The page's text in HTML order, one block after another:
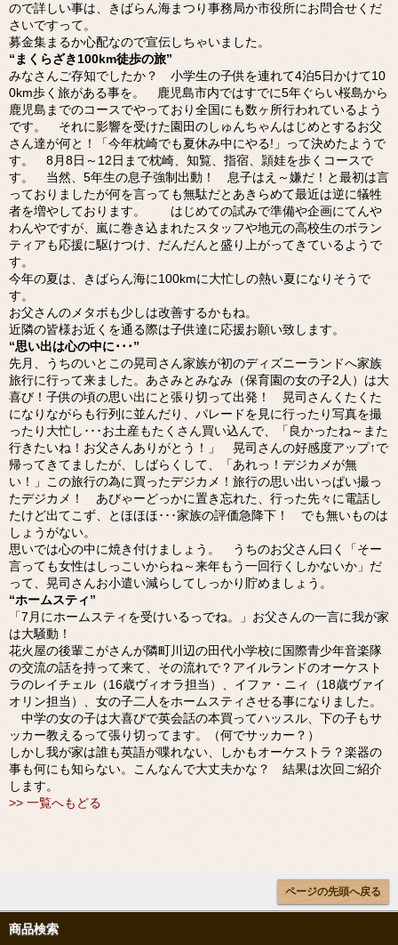
ので詳しい事は、きばらん海まつり事務局か市役所にお問合せくだ
さいですって。
募金集まるか心配なので宣伝しちゃいました。
“まくらざき100km徒歩の旅”
みなさんご存知でしたか？ 小学生の子供を連れて4泊5日かけて10
0km歩く旅がある事を。 鹿児島市内ではすでに5年ぐらい桜島から
鹿児島までのコースでやっており全国にも数ヶ所行われているよう
です。 それに影響を受けた園田のしゅんちゃんはじめとするお父
さん達が何と！「今年枕崎でも夏休み中にやる!」って決めたようで
す。 8月8日～12日まで枕崎、知覧、指宿、頴娃を歩くコースで
す。 当然、5年生の息子強制出動！ 息子はえ～嫌だ！と最初は言
っておりましたが何を言っても無駄だとあきらめて最近は逆に犠牲
者を増やしております。 はじめての試みで準備や企画にてんや
わんやですが、嵐に巻き込まれたスタッフや地元の高校生のボラン
ティアも応援に駆けつけ、だんだんと盛り上がってきているようで
す。
今年の夏は、きばらん海に100kmに大忙しの熱い夏になりそうで
す。
お父さんのメタボも少しは改善するかもね。
近隣の皆様お近くを通る際は子供達に応援お願い致します。
“思い出は心の中に･･･”
先月、うちのいとこの晃司さん家族が初のディズニーランドへ家族
旅行に行って来ました。あさみとみなみ（保育園の女の子2人）は大
喜び！子供の頃の思い出にと張り切って出発！ 晃司さんくたくた
になりながらも行列に並んだり、パレードを見に行ったり写真を撮
ったり大忙し･･･お土産もたくさん買い込んで、「良かったね～また
行きたいね！お父さんありがとう！」 晃司さんの好感度アップ↑で
帰ってきてましたが、しばらくして、「あれっ！デジカメが無
い！」この旅行の為に買ったデジカメ！旅行の思い出いっぱい撮っ
たデジカメ！ あびゃーどっかに置き忘れた、行った先々に電話し
たけど出てこず、とほほほ･･･家族の評価急降下！ でも無いものは
しょうがない。
思いでは心の中に焼き付けましょう。 うちのお父さん曰く「そー
言っても女性はしっこいからね～来年もう一回行くしかないか」だ
って、晃司さんお小遣い減らしてしっかり貯めましょう。
“ホームスティ”
「7月にホームスティを受けいるっでね。」お父さんの一言に我が家
は大騒動！
花火屋の後輩こがさんが隣町川辺の田代小学校に国際青少年音楽隊
の交流の話を持って来て、その流れで？アイルランドのオーケスト
ラのレイチェル（16歳ヴィオラ担当）、イファ・ニィ（18歳ヴァイ
オリン担当）、女の子二人をホームスティさせる事になりました。
中学の女の子は大喜びで英会話の本買ってハッスル、下の子もサ
ッカー教えるって張り切ってます。（何でサッカー？）
しかし我が家は誰も英語が喋れない、しかもオーケストラ？楽器の
事も何にも知らない。こんなんで大丈夫かな？ 結果は次回ご紹介
します。
>> 一覧へもどる
ページの先頭へ戻る
商品検索